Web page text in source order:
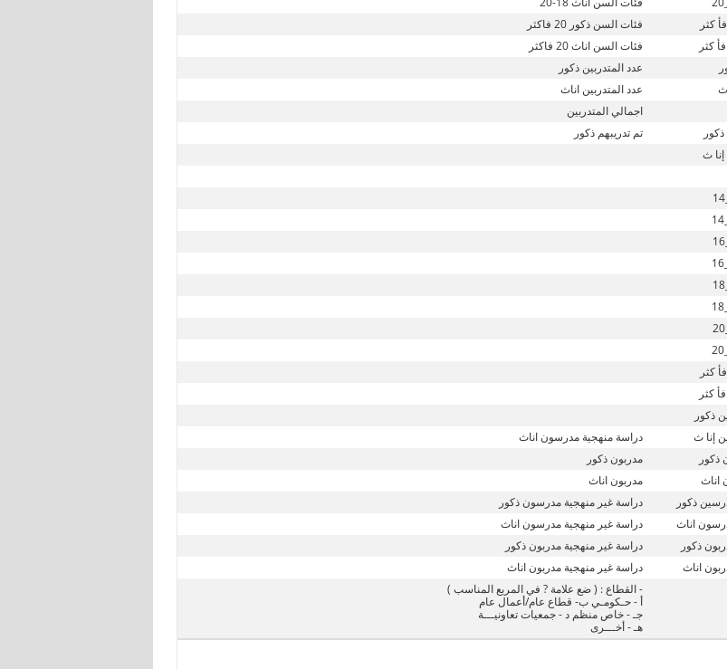
فئات السن ذكور 20 فاكثر
فئات السن اناث 20 فاكثر
عدد المتدربين ذكور
ث
عدد المتدربين اناث
اجمالي المتدربين
تم تدريبهم ذكور
ث
ذكور
إنا ث
دراسة منهجية مدرسون اناث
ذكور
مدربون ذكور
اناث
مدربون اناث
ذكور
دراسة غير منهجية مدرسون ذكور
اناث
دراسة غير منهجية مدرسون اناث
ذكور
دراسة غير منهجية مدربون ذكور
اناث
دراسة غير منهجية مدربون اناث
- القطاع : ( ضع علامة ? في المربع المناسب )
أ - حـكومـي ب- قطاع عام/أعمال عام
جـ - خاص منظم د - جمعيات تعاونيـــة
هـ - أخـــرى